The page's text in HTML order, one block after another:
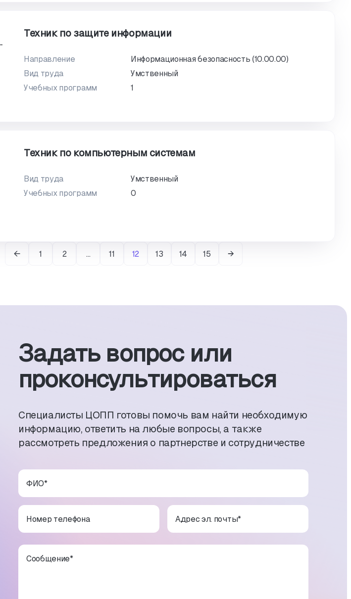
Техник по защите информации
Направление
Информационная безопасность (10.00.00)
Вид труда
Умственный
Учебных программ
1
Техник по компьютерным системам
Вид труда
Умственный
Учебных программ
0
1 2 … 11 12 13 14 15
Задать вопрос или
проконсуль­тиро­ваться
Специалисты ЦОПП готовы помочь вам найти необходимую
информацию, ответить на любые вопросы, а также
рассмотреть предложения о партнерстве и сотрудничестве
ФИО*
Номер телефона Адрес эл. почты*
Сообщение*